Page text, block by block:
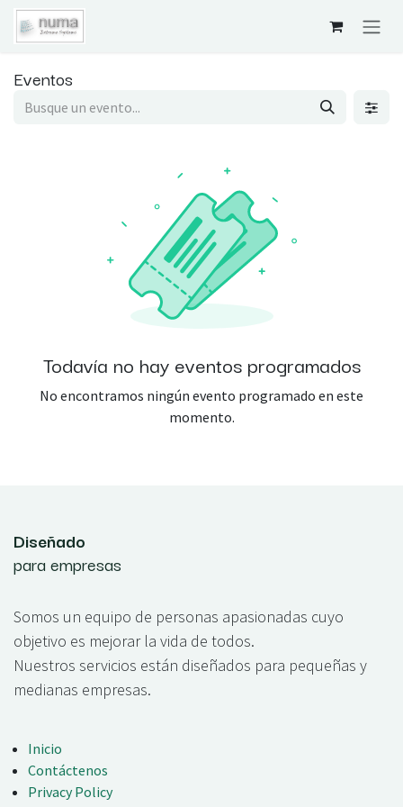
Ir al contenido
Eventos
Todavía no hay eventos programados
No encontramos ningún evento programado en este
momento.
Diseñado
para empresas
Somos un equipo de personas apasionadas cuyo
objetivo es mejorar la vida de todos.
Nuestros servicios están diseñados para pequeñas y
medianas empresas.
Inicio
Contáctenos
Privacy Policy